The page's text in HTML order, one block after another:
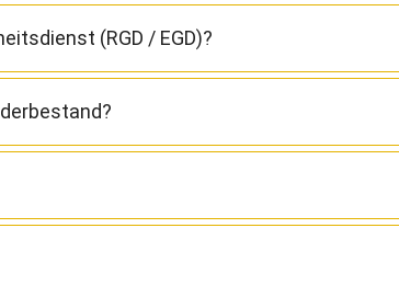
(RGD / EGD)?
Gesundheit und Leistungsfähigkeit der
Fragestellungen rund ums Rind.
Aufgabe wie die
Ihren Betrieb und Ihre Herde.
Melkanlagentechniker, die Sie individuell